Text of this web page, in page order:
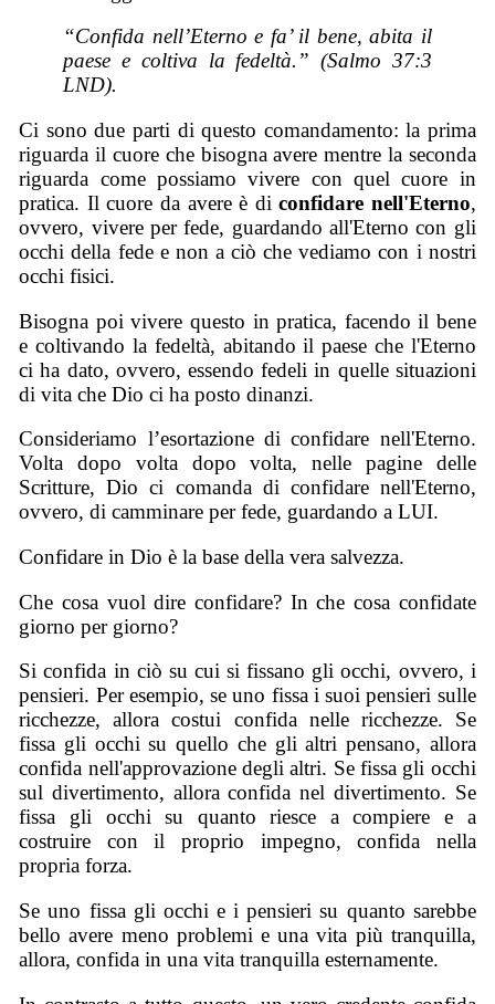
“Confida nell’Eterno e fa’ il bene, abita il
paese e coltiva la fedeltà.” (Salmo 37:3
LND).
Ci sono due parti di questo comandamento: la prima
riguarda il cuore che bisogna avere mentre la seconda
riguarda come possiamo vivere con quel cuore in
pratica. Il cuore da avere è diconfidare nell'Eterno,
ovvero, vivere per fede, guardando all'Eterno con gli
occhi della fede e non a ciò che vediamo con i nostri
occhi fisici.
Bisogna poi vivere questo in pratica, facendo il bene
e coltivando la fedeltà, abitando il paese che l'Eterno
ci ha dato, ovvero, essendo fedeli in quelle situazioni
di vita che Dio ci ha posto dinanzi.
Consideriamo l’esortazione di confidare nell'Eterno.
Volta dopo volta dopo volta, nelle pagine delle
Scritture, Dio ci comanda di confidare nell'Eterno,
ovvero, di camminare per fede, guardando a LUI.
Confidare in Dio è la base della vera salvezza.
Che cosa vuol dire confidare? In che cosa confidate
giorno per giorno?
Si confida in ciò su cui si fissano gli occhi, ovvero, i
pensieri. Per esempio, se uno fissa i suoi pensieri sulle
ricchezze, allora costui confida nelle ricchezze. Se
fissa gli occhi su quello che gli altri pensano, allora
confida nell'approvazione degli altri. Se fissa gli occhi
sul divertimento, allora confida nel divertimento. Se
fissa gli occhi su quanto riesce a compiere e a
costruire con il proprio impegno, confida nella
propria forza.
Se uno fissa gli occhi e i pensieri su quanto sarebbe
bello avere meno problemi e una vita più tranquilla,
allora, confida in una vita tranquilla esternamente.